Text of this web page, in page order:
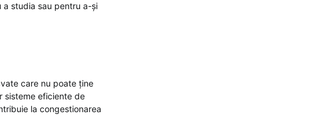
studia sau pentru a-și
care nu poate ține
sisteme eficiente de
la congestionarea